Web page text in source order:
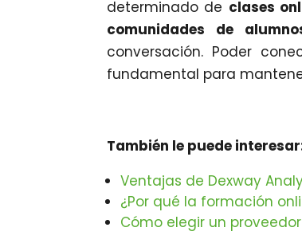
determinado de clases
comunidades de
conversación. Poder
fundamental para
También le puede
Ventajas de Dexway
¿Por qué la formación
Cómo elegir un